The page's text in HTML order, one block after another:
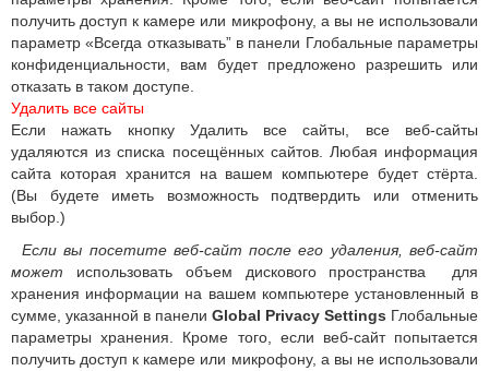
получить доступ к камере или микрофону, а вы не использовали
параметр «Всегда отказывать” в панели Глобальные параметры
конфиденциальности, вам будет предложено разрешить или
отказать в таком доступе.
Удалить все сайты
Если нажать кнопку Удалить все сайты, все веб-сайты
удаляются из списка посещённых сайтов. Любая информация
сайта которая хранится на вашем компьютере будет стёрта.
(Вы будете иметь возможность подтвердить или отменить
выбор.)
Если вы посетите веб-сайт после его удаления, веб-сайт
может использовать объем дискового пространства для
хранения информации на вашем компьютере установленный в
сумме, указанной в панели Global Privacy Settings Глобальные
параметры хранения. Кроме того, если веб-сайт попытается
получить доступ к камере или микрофону, а вы не использовали